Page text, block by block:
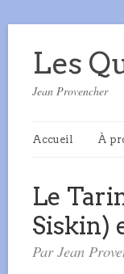
Les
Jean Provencher
Accueil À
Le
Siskin)
Par Jean